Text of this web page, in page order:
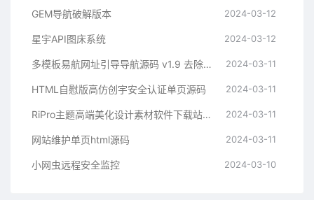
GEM导航破解版本 2024-03-12
星宇API图床系统 2024-03-12
多模板易航网址引导导航源码 v1.9 去除弹窗等开心版 2024-03-11
HTML自慰版高仿创宇安全认证单页源码 2024-03-11
RiPro主题高端美化设计素材软件下载站子主题 2024-03-11
网站维护单页html源码 2024-03-11
小网虫远程安全监控 2024-03-10